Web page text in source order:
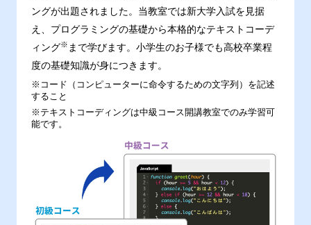
ングが出題されました。当教室では新大学入試を見据
え、プログラミングの基礎から本格的なテキストコーデ
ィング※ まで学びます。小学生のお子様でも高校卒業程
度の基礎知識が身につきます。
※コード（コンピューターに命令するための文字列）を記述
すること
※テキストコーディングは中級コース開講教室でのみ学習可
能です。